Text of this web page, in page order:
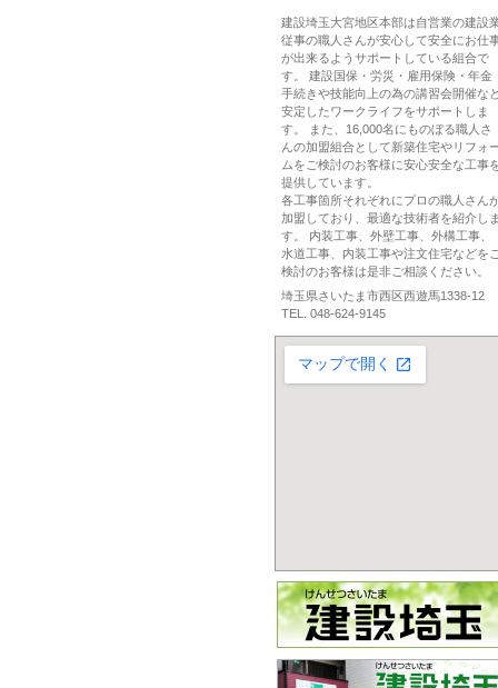
建設埼玉大宮地区本部は自営業の建設
従事の職人さんが安心して安全にお仕
が出来るようサポートしている組合で
す。 建設国保・労災・雇用保険・年金
手続きや技能向上の為の講習会開催な
安定したワークライフをサポートしま
す。 また、16,000名にものぼる職人さ
んの加盟組合として新築住宅やリフォ
ムをご検討のお客様に安心安全な工事
提供しています。
各工事箇所それぞれにプロの職人さん
加盟しており、最適な技術者を紹介し
す。 内装工事、外壁工事、外構工事、
水道工事、内装工事や注文住宅などを
検討のお客様は是非ご相談ください。
埼玉県さいたま市西区西遊馬1338-12
TEL. 048-624-9145